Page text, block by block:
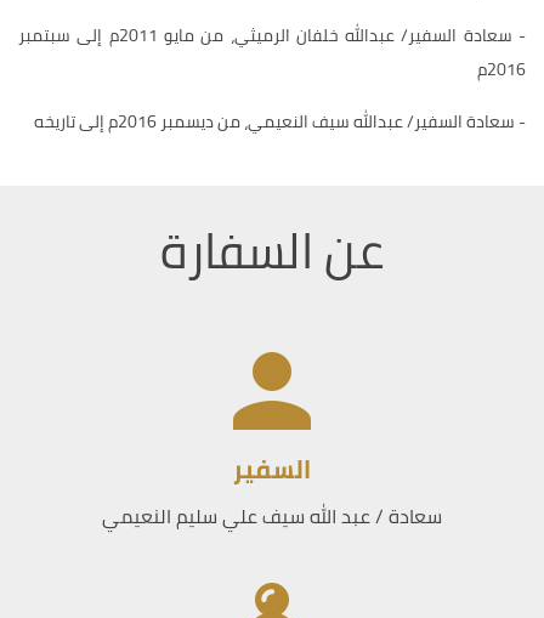
- سعادة السفير/ عبدالله خلفان الرميثي، من مايو 2011م إلى سبتمبر
2016م
- سعادة السفير/ عبدالله سيف النعيمي، من ديسمبر 2016م إلى تاريخه
عن السفارة
السفير
سعادة / عبد الله سيف علي سليم النعيمي